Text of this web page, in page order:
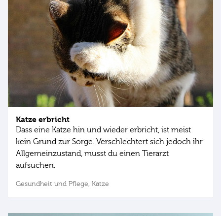
Katze erbricht
Dass eine Katze hin und wieder erbricht, ist meist
kein Grund zur Sorge. Verschlechtert sich jedoch ihr
Allgemeinzustand, musst du einen Tierarzt
aufsuchen.
Gesundheit und Pflege, Katze